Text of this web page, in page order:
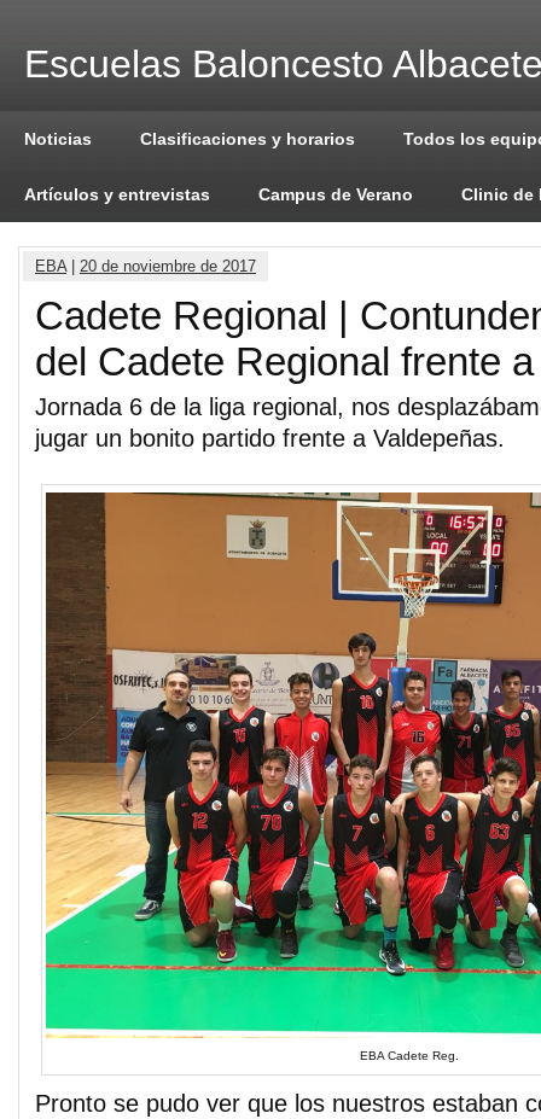
Escuelas Baloncesto
Noticias Clasificaciones y horarios Todos los
Artículos y entrevistas Campus de Verano Clinic de
EBA| 20 de noviembre de 2017
Cadete Regional |
del Cadete Regional frente
Jornada 6 de la liga regional, nos
jugar un bonito partido frente a Valdepeñas.
EBA Cadete Reg.
Pronto se pudo ver que los nuestros estaban